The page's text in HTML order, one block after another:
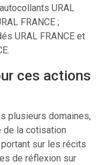
URAL
FRANCE ;
URAL FRANCE et
ces actions
plusieurs domaines,
de la cotisation
portant sur les récits
de réflexion sur